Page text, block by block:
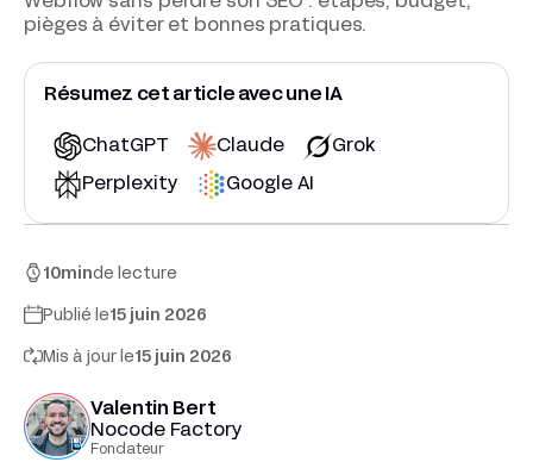
pièges à éviter et bonnes pratiques.
Résumez cet article avec une IA
ChatGPT Claude Grok
Perplexity Google AI
10minde lecture
Publié le15 juin 2026
Mis à jour le15 juin 2026
Valentin Bert
Nocode Factory
Fondateur